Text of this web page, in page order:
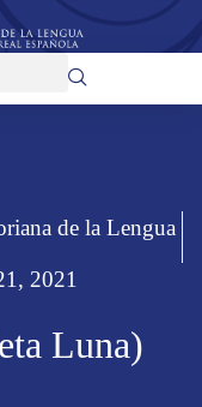
de la Lengua
2021
Luna)